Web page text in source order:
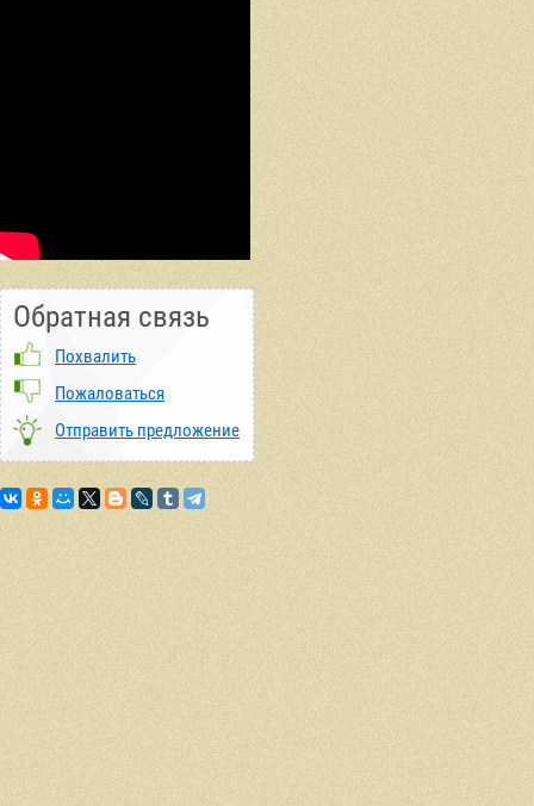
Обратная связь
Похвалить
Пожаловаться
Отправить предложение